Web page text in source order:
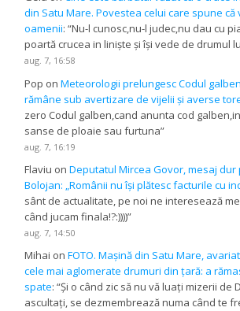
din Satu Mare. Povestea celui care spune că
oamenii: “Nu-l cunosc,nu-l judec,nu dau cu
poartă crucea in liniște și își vede de drumul
aug. 7, 16:58
Pop onMeteorologii prelungesc Codul
rămâne sub avertizare de vijelii și averse
zero Codul galben,cand anunta cod
sanse de ploaie sau furtuna”
aug. 7, 16:19
Flaviu onDeputatul Mircea Govor, mesaj
Bolojan: „Românii nu își plătesc facturile cu
sânt de actualitate, pe noi ne interesează
când jucam finala!?:))))”
aug. 7, 14:50
Mihai onFOTO. Mașină din Satu Mare,
cele mai aglomerate drumuri din țară: a
spate: “Și o când zic să nu vă luați mizerii de
ascultați, se dezmembrează numa când te